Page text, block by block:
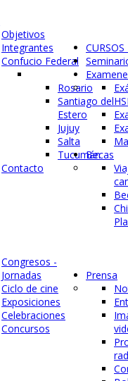
Objetivos
Integrantes
Confucio Federal
Rosario
Santiago del
Estero
Jujuy
Salta
Tucumán
Contacto
Becas
Congresos -
Jornadas
Ciclo de cine
Exposiciones
Celebraciones
Concursos
Prensa